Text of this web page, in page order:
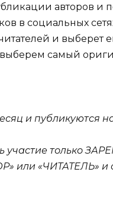
авторов и
в социальных
и выберет
самый
и публикуются
участие только
или «ЧИТАТЕЛЬ»